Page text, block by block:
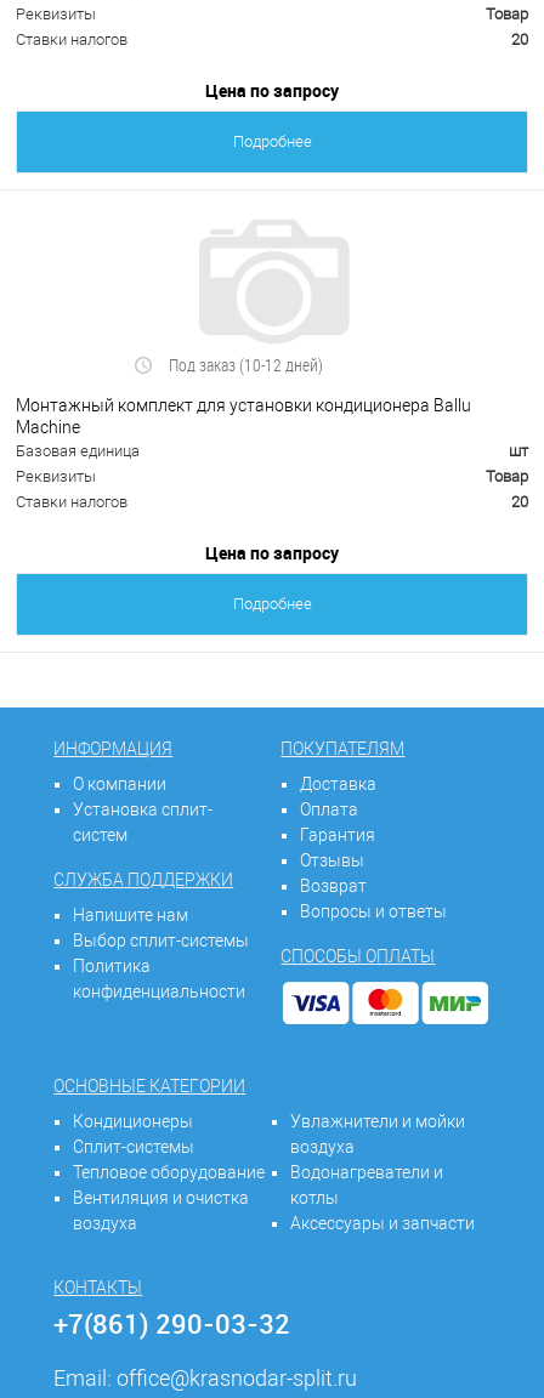
Реквизиты
Товар
Ставки налогов
20
Цена по запросу
Подробнее
Под заказ (10-12 дней)
Монтажный комплект для установки кондиционера Ballu
Machine
Базовая единица
шт
Реквизиты
Товар
Ставки налогов
20
Цена по запросу
Подробнее
ИНФОРМАЦИЯ
О компании
Установка сплит-
систем
СЛУЖБА ПОДДЕРЖКИ
Напишите нам
Выбор сплит-системы
Политика
конфиденциальности
ПОКУПАТЕЛЯМ
Доставка
Оплата
Гарантия
Отзывы
Возврат
Вопросы и ответы
СПОСОБЫ ОПЛАТЫ
ОСНОВНЫЕ КАТЕГОРИИ
Кондиционеры
Сплит-системы
Тепловое оборудование
Вентиляция и очистка
воздуха
Увлажнители и мойки
воздуха
Водонагреватели и
котлы
Аксессуары и запчасти
КОНТАКТЫ
+7(861) 290-03-32
Email:office@krasnodar-split.ru